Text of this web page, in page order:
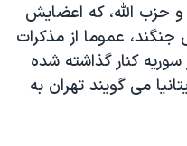
حزب الله، که اعضایش
جنگند، عموما از مذکرات
کنار گذاشته شده
می گویند تهران به